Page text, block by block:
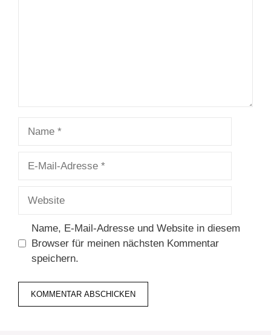
Name, E-Mail-Adresse und Website in diesem
Browser für meinen nächsten Kommentar
speichern.